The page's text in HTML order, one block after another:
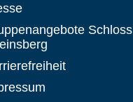
Schloss